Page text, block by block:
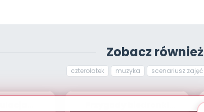
Zobacz również
czterolatek muzyka scenariusz zajęć